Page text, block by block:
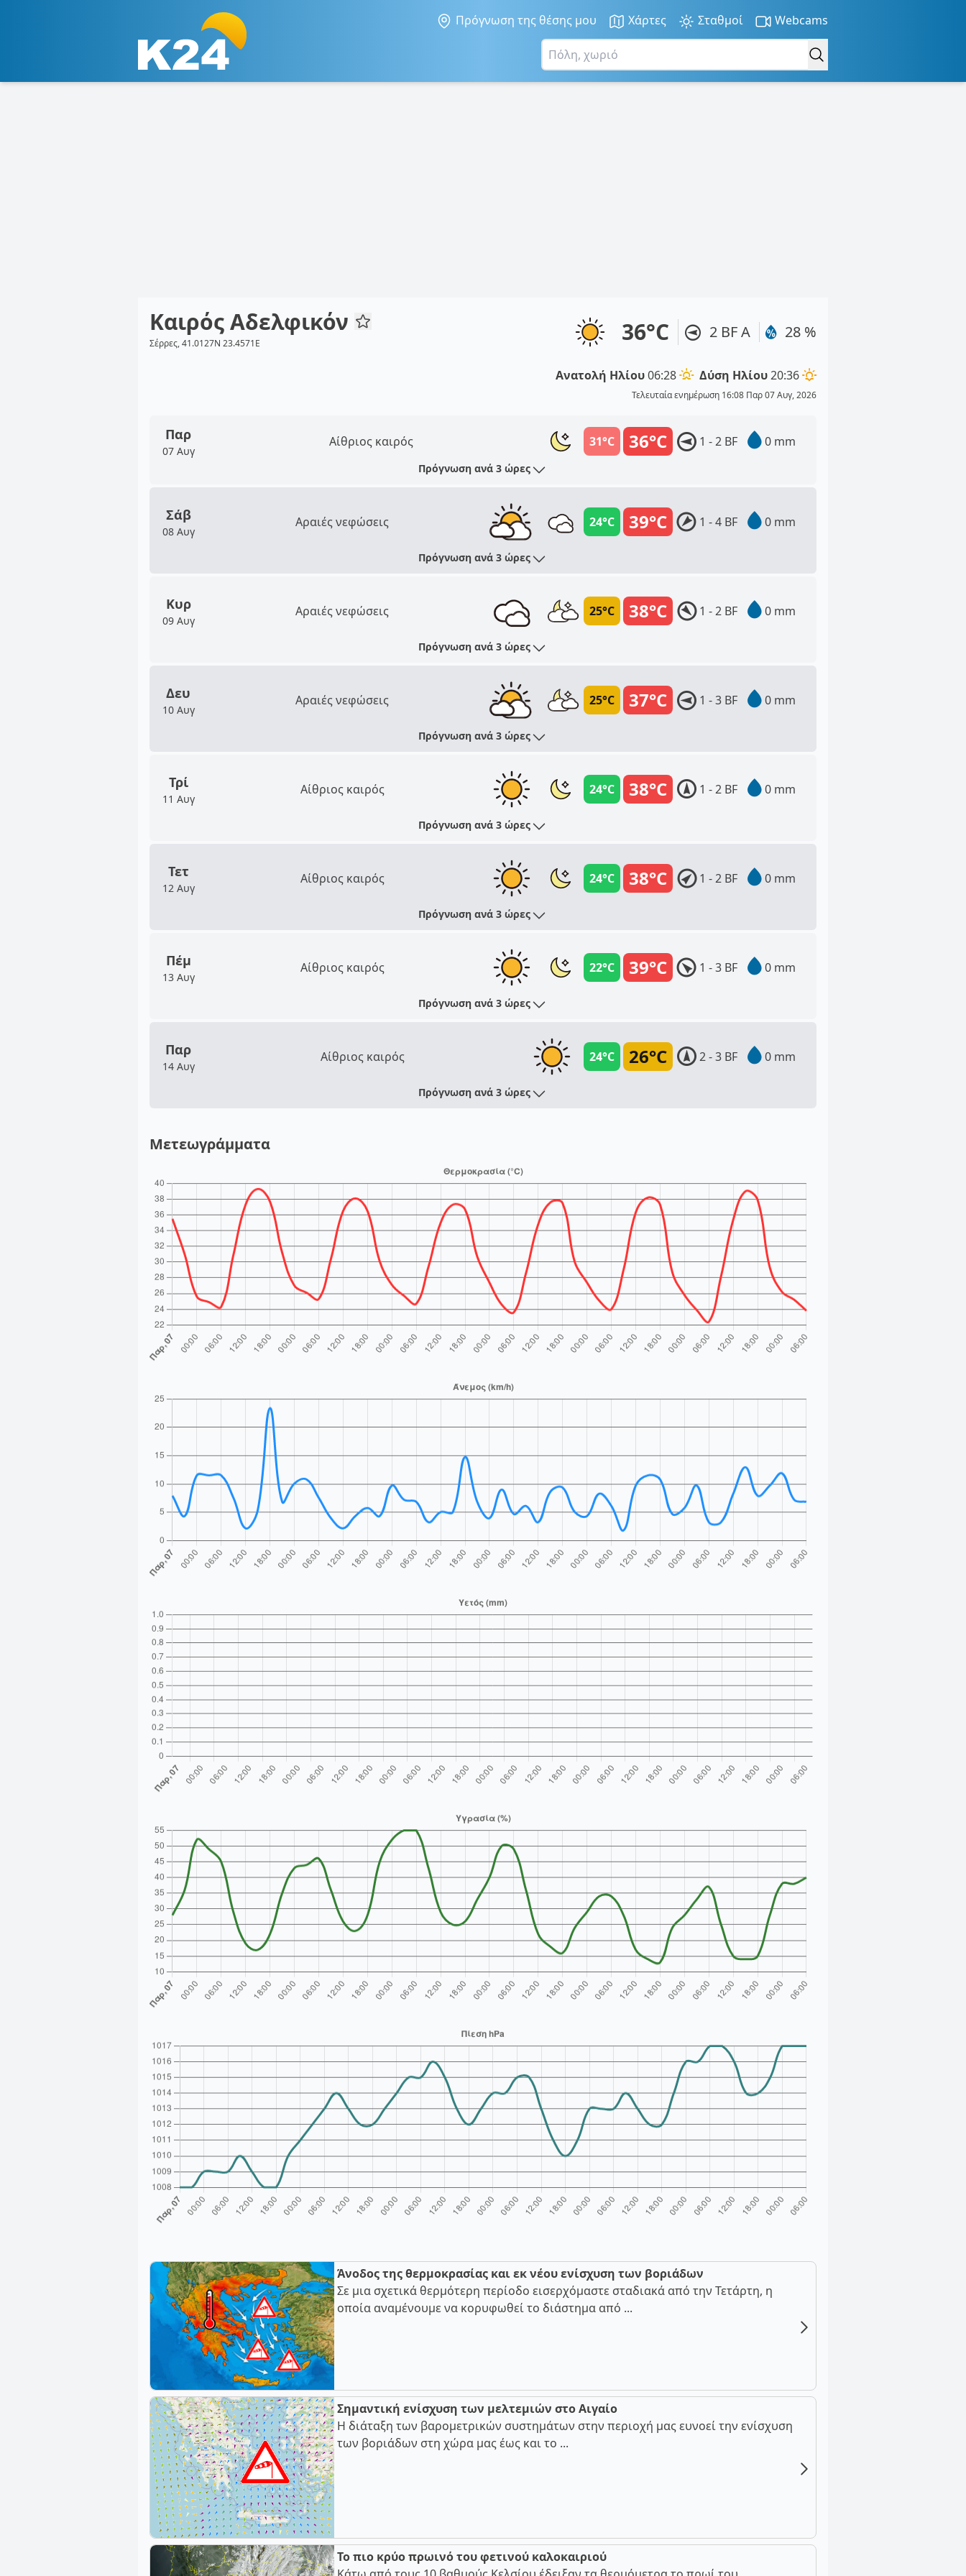
Πρόγνωση της θέσης μου Χάρτες Σταθμοί Webcams
Καιρός Αδελφικόν
Σέρρες, 41.0127N 23.4571E 36°C 2 BF Α 28 %
Ανατολή Ηλίου06:28 Δύση Ηλίου20:36
Τελευταία ενημέρωση 16:08 Παρ 07 Αυγ, 2026
Παρ
07 Αυγ
Αίθριος καιρός 36°C
31°C 1 - 2 BF 0 mm
Πρόγνωση ανά 3 ώρες
Σάβ
08 Αυγ
Αραιές νεφώσεις 39°C
24°C 1 - 4 BF 0 mm
Πρόγνωση ανά 3 ώρες
Κυρ
09 Αυγ
Αραιές νεφώσεις 38°C
25°C 1 - 2 BF 0 mm
Πρόγνωση ανά 3 ώρες
Δευ
10 Αυγ
Αραιές νεφώσεις 37°C
25°C 1 - 3 BF 0 mm
Πρόγνωση ανά 3 ώρες
Τρί
11 Αυγ
Αίθριος καιρός 38°C
24°C 1 - 2 BF 0 mm
Πρόγνωση ανά 3 ώρες
Τετ
12 Αυγ
Αίθριος καιρός 38°C
24°C 1 - 2 BF 0 mm
Πρόγνωση ανά 3 ώρες
Πέμ
13 Αυγ
Αίθριος καιρός 39°C
22°C 1 - 3 BF 0 mm
Πρόγνωση ανά 3 ώρες
Παρ
14 Αυγ
Αίθριος καιρός 26°C
24°C 2 - 3 BF 0 mm
Πρόγνωση ανά 3 ώρες
Μετεωγράμματα
Άνοδος της θερμοκρασίας και εκ νέου ενίσχυση των βοριάδων
Σε μια σχετικά θερμότερη περίοδο εισερχόμαστε σταδιακά από την Τετάρτη, η
οποία αναμένουμε να κορυφωθεί το διάστημα από ...
Σημαντική ενίσχυση των μελτεμιών στο Αιγαίο
Η διάταξη των βαρομετρικών συστημάτων στην περιοχή μας ευνοεί την ενίσχυση
των βοριάδων στη χώρα μας έως και το ...
Το πιο κρύο πρωινό του φετινού καλοκαιριού